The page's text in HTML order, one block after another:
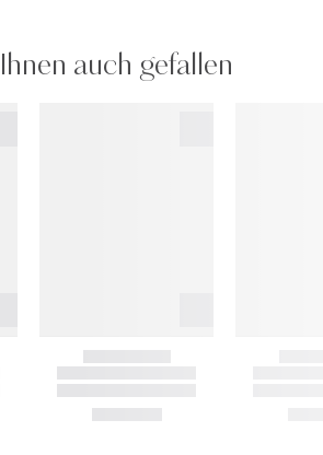
auch gefallen